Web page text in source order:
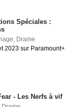
Spéciales :
, Drame
2023 sur Paramount+
- Les Nerfs à vif